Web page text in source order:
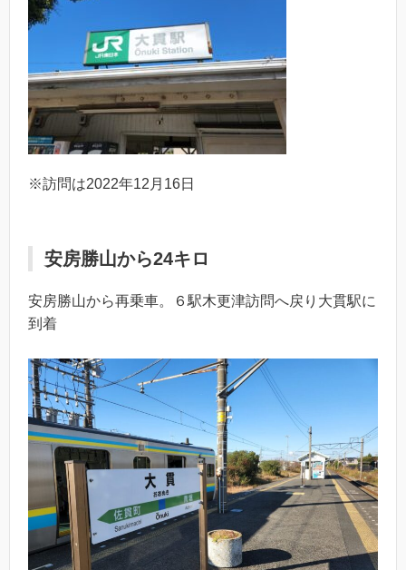
※訪問は2022年12月16日
安房勝山から24キロ
安房勝山から再乗車。６駅木更津訪問へ戻り大貫駅に
到着